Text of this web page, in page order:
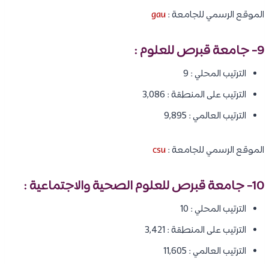
الموقع الرسمي للجامعة :gau
9- جامعة قبرص للعلوم :
الترتيب المحلي : 9
الترتيب على المنطقة : 3,086
الترتيب العالمي : 9,895
الموقع الرسمي للجامعة :csu
10- جامعة قبرص للعلوم الصحية والاجتماعية :
الترتيب المحلي : 10
الترتيب على المنطقة : 3,421
الترتيب العالمي : 11,605